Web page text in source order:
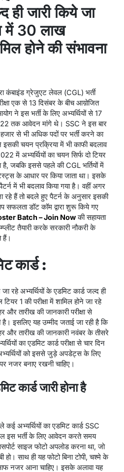
ही जारी किये जा
में 30 लाख
होने की संभावना
कंबाइंड ग्रेजुएट लेवल (CGL) भर्ती
एक से 13 दिसंबर के बीच आय़ोजित
ने इस भर्ती के लिए अभ्यर्थियों से 17
तक आवेदन मांगे थे। SSC ने इस बार
से भी अधिक पदों पर भर्ती करने का
चयन प्रक्रिया में भी काफी बदलाव
में अभ्यर्थियों का चयन सिर्फ दो टियर
जबकि इससे पहले की CGL भर्तियों में
के आधार पर किया जाता था। इसके
में भी बदलाव किया गया है। वहीं अगर
रहे हैं तो बदले हुए पैटर्न के अनुसार इसकी
सफलता डॉट कॉम द्वारा शुरू किये गए
Batch – Join Nowकी सहायता
तैयारी करके सरकारी नौकरी के
हैं।
कार्ड :
रहे अभ्यर्थियों के एडमिट कार्ड जल्द ही
1 की परीक्षा में शामिल होने जा रहे
और तारीख की जानकारी परीक्षा से
इसलिए यह उम्मीद जताई जा रही है कि
और तारीख की जानकारी नवंबर के तीसरे
का एडमिट कार्ड परीक्षा से चार दिन
को इससे जुड़े अपडेट्स के लिए
नजर बनाए रखनी चाहिए।
कार्ड जारी होना है
अभ्यर्थियों का एडमिट कार्ड SSC
इस भर्ती के लिए आवेदन करते समय
साइज फोटो अपलोड करना था, जो
साथ ही यह फोटो बिना टोपी, चश्मे के
नजर आना चाहिए। इसके अलावा यह